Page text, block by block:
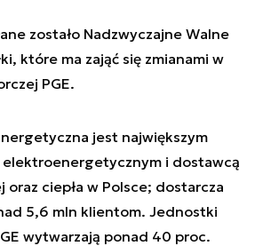
zostało Nadzwyczajne Walne
które ma zająć się zmianami w
PGE.
jest największym
i dostawcą
ciepła w Polsce; dostarcza
5,6 mln klientom. Jednostki
wytwarzają ponad 40 proc.